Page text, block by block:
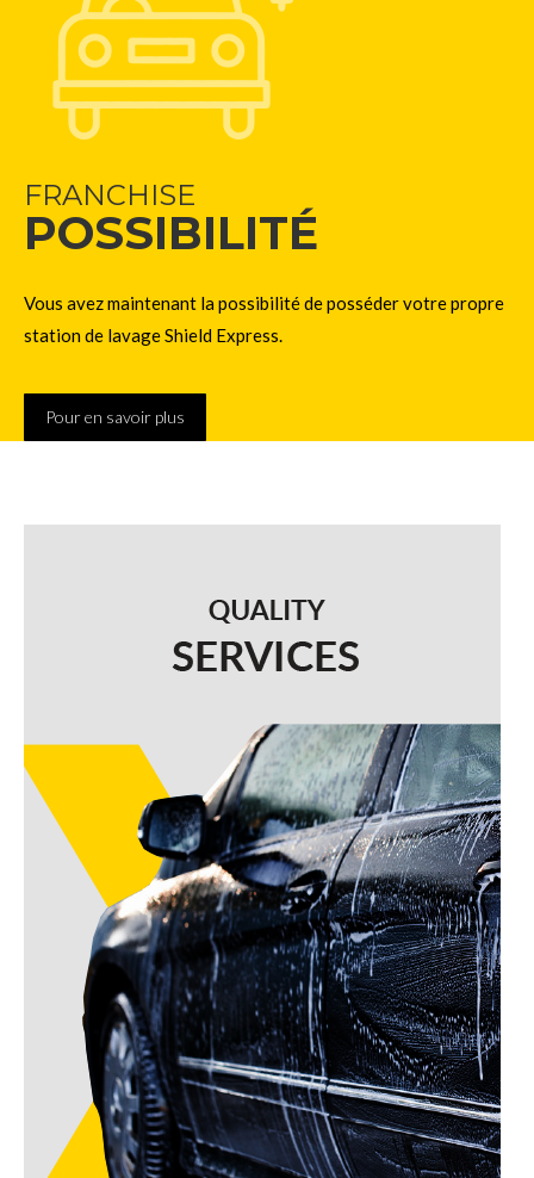
FRANCHISE
POSSIBILITÉ
Vous avez maintenant la possibilité de posséder votre propre
station de lavage Shield Express.
Pour en savoir plus